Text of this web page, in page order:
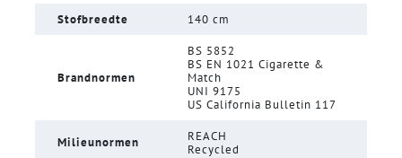
Stofbreedte 140 cm
Brandnormen
BS 5852
BS EN 1021 Cigarette &
Match
UNI 9175
US California Bulletin 117
Milieunormen
REACH
Recycled